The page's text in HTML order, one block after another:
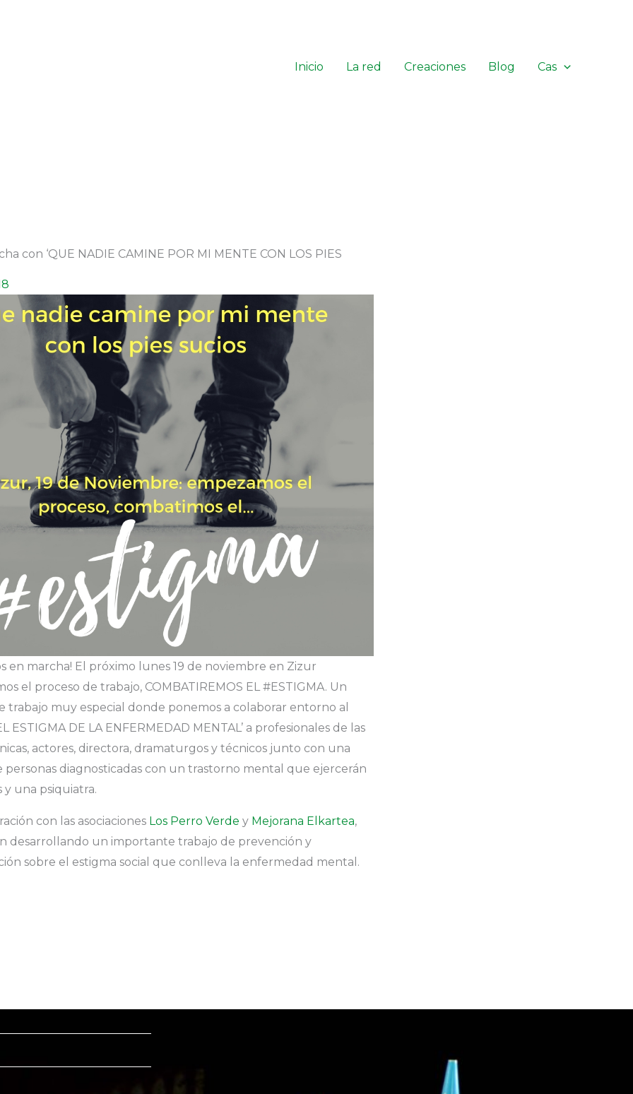
Inicio
La red Creaciones Blog Cas
con ‘QUE NADIE CAMINE POR MI MENTE CON LOS PIES
en marcha! El próximo lunes 19 de noviembre en Zizur
el proceso de trabajo, COMBATIREMOS EL #ESTIGMA. Un
trabajo muy especial donde ponemos a colaborar entorno al
ESTIGMA DE LA ENFERMEDAD MENTAL’ a profesionales de las
actores, directora, dramaturgos y técnicos junto con una
personas diagnosticadas con un trastorno mental que ejercerán
y una psiquiatra.
con las asociaciones Los Perro Verde y Mejorana Elkartea,
desarrollando un importante trabajo de prevención y
sobre el estigma social que conlleva la enfermedad mental.